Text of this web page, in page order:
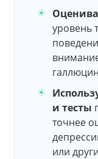
уровень
и тесты
точнее
или